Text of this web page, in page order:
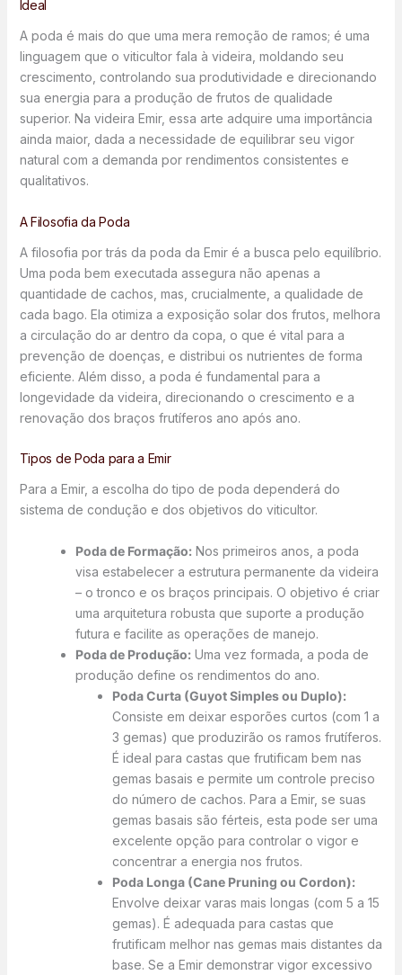
Ideal
A poda é mais do que uma mera remoção de ramos; é uma
linguagem que o viticultor fala à videira, moldando seu
crescimento, controlando sua produtividade e direcionando
sua energia para a produção de frutos de qualidade
superior. Na videira Emir, essa arte adquire uma importância
ainda maior, dada a necessidade de equilibrar seu vigor
natural com a demanda por rendimentos consistentes e
qualitativos.
A Filosofia da Poda
A filosofia por trás da poda da Emir é a busca pelo equilíbrio.
Uma poda bem executada assegura não apenas a
quantidade de cachos, mas, crucialmente, a qualidade de
cada bago. Ela otimiza a exposição solar dos frutos, melhora
a circulação do ar dentro da copa, o que é vital para a
prevenção de doenças, e distribui os nutrientes de forma
eficiente. Além disso, a poda é fundamental para a
longevidade da videira, direcionando o crescimento e a
renovação dos braços frutíferos ano após ano.
Tipos de Poda para a Emir
Para a Emir, a escolha do tipo de poda dependerá do
sistema de condução e dos objetivos do viticultor.
Poda de Formação:Nos primeiros anos, a poda
visa estabelecer a estrutura permanente da videira
– o tronco e os braços principais. O objetivo é criar
uma arquitetura robusta que suporte a produção
futura e facilite as operações de manejo.
Poda de Produção:Uma vez formada, a poda de
produção define os rendimentos do ano.
Poda Curta (Guyot Simples ou Duplo):
Consiste em deixar esporões curtos (com 1 a
3 gemas) que produzirão os ramos frutíferos.
É ideal para castas que frutificam bem nas
gemas basais e permite um controle preciso
do número de cachos. Para a Emir, se suas
gemas basais são férteis, esta pode ser uma
excelente opção para controlar o vigor e
concentrar a energia nos frutos.
Poda Longa (Cane Pruning ou Cordon):
Envolve deixar varas mais longas (com 5 a 15
gemas). É adequada para castas que
frutificam melhor nas gemas mais distantes da
base. Se a Emir demonstrar vigor excessivo